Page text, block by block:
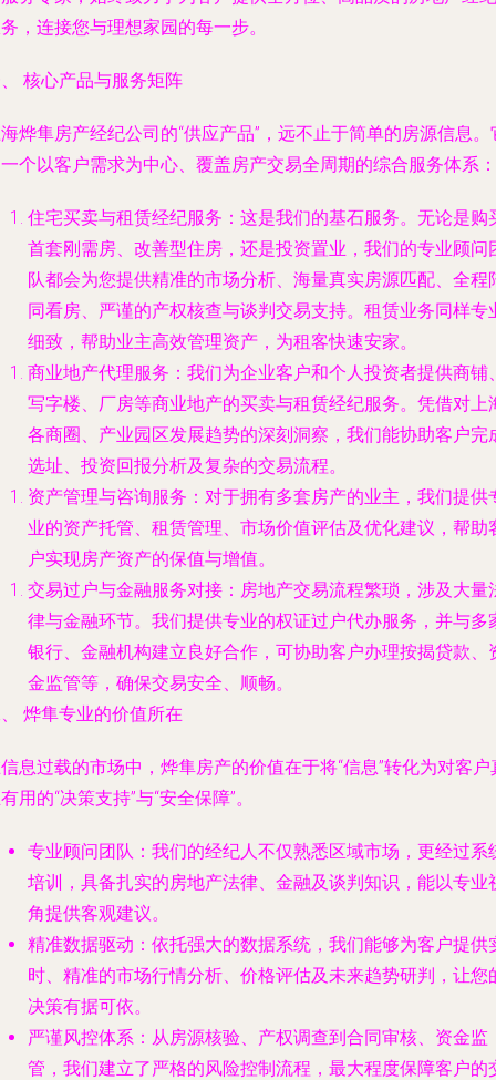
，连接您与理想家园的每一步。
核心产品与服务矩阵
烨隼房产经纪公司的“供应产品”，远不止于简单的房源信息。
个以客户需求为中心、覆盖房产交易全周期的综合服务体系：
住宅买卖与租赁经纪服务 ：这是我们的基石服务。无论是购
首套刚需房、改善型住房，还是投资置业，我们的专业顾问
队都会为您提供精准的市场分析、海量真实房源匹配、全程
同看房、严谨的产权核查与谈判交易支持。租赁业务同样专
细致，帮助业主高效管理资产，为租客快速安家。
商业地产代理服务 ：我们为企业客户和个人投资者提供商铺
写字楼、厂房等商业地产的买卖与租赁经纪服务。凭借对上
各商圈、产业园区发展趋势的深刻洞察，我们能协助客户完
选址、投资回报分析及复杂的交易流程。
资产管理与咨询服务 ：对于拥有多套房产的业主，我们提供
业的资产托管、租赁管理、市场价值评估及优化建议，帮助
户实现房产资产的保值与增值。
交易过户与金融服务对接 ：房地产交易流程繁琐，涉及大量
律与金融环节。我们提供专业的权证过户代办服务，并与多
银行、金融机构建立良好合作，可协助客户办理按揭贷款、
金监管等，确保交易安全、顺畅。
烨隼专业的价值所在
息过载的市场中，烨隼房产的价值在于将“信息”转化为对客户
用的“决策支持”与“安全保障”。
专业顾问团队 ：我们的经纪人不仅熟悉区域市场，更经过系
培训，具备扎实的房地产法律、金融及谈判知识，能以专业
角提供客观建议。
精准数据驱动 ：依托强大的数据系统，我们能够为客户提供
时、精准的市场行情分析、价格评估及未来趋势研判，让您
决策有据可依。
严谨风控体系 ：从房源核验、产权调查到合同审核、资金监
管，我们建立了严格的风险控制流程，最大程度保障客户的